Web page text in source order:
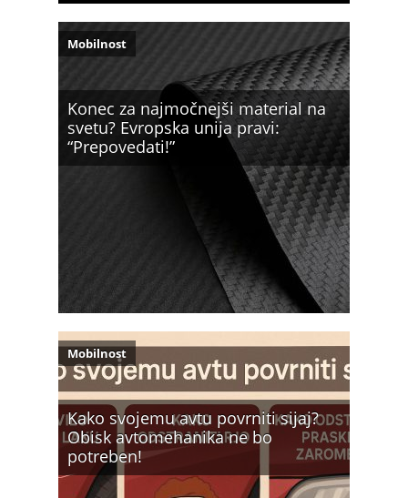
Konec za najmočnejši material na
svetu? Evropska unija pravi:
“Prepovedati!”
Mobilnost
Kako svojemu avtu povrniti sijaj?
Obisk avtomehanika ne bo
potreben!
Mobilnost